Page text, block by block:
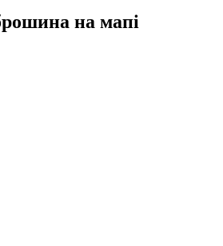
на мапі